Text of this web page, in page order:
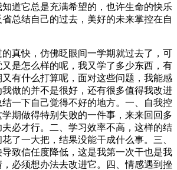
道它总是充满希望的，也许生命的快乐
总结自己的过去，美好的未来掌控在自
真快，仿佛眨眼间一学期就过去了，可
是怎么样的呢，我又学了多少东西，有
有什么打算呢，面对这些问题，我能感
做的并不是很好，还有很多值得我改进
一下自己觉得不好的地方。一、自我控
期做得特别失败的一件事，来来回回多
必才行。二、学习效率不高，这样的结
了一大把，结果没能干成什么事。三、
致信任度降低，这是我第一次干也是我
必须想办法去改进它。四、情感遇到挫